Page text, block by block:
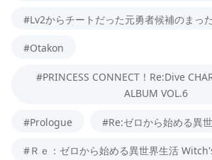
#Lv2からチートだった元勇者候補のまっ
#Otakon
#PRINCESS CONNECT！Re:Dive
ALBUM VOL.6
#Prologue #Re:ゼロから始める異
#Ｒｅ：ゼロから始める異世界生活